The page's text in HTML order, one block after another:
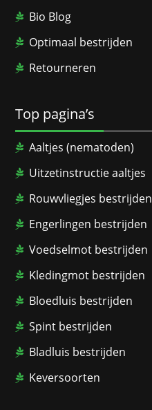
Bio Blog
Optimaal bestrijden
Retourneren
Top pagina’s
Aaltjes (nematoden)
Uitzetinstructie aaltjes
Rouwvliegjes bestrijden
Engerlingen bestrijden
Voedselmot bestrijden
Kledingmot bestrijden
Bloedluis bestrijden
Spint bestrijden
Bladluis bestrijden
Keversoorten